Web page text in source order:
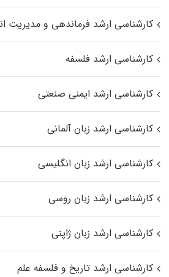
کارشناسی ارشد فرماندهی و مدیریت
کارشناسی ارشد فلسفه
کارشناسی ارشد ایمنی صنعتی
کارشناسی ارشد زبان آلمانی
کارشناسی ارشد زبان انگلیسی
کارشناسی ارشد زبان روسی
کارشناسی ارشد زبان ژاپنی
کارشناسی ارشد تاریخ و فلسفه علم